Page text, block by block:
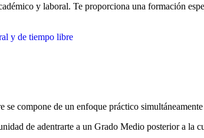
y laboral. Te proporciona una formación
y de tiempo libre
compone de un enfoque práctico
de adentrarte a un Grado Medio posterior a la